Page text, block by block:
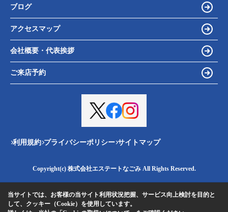
ブログ
アクセスマップ
会社概要・代表挨拶
ご来店予約
利用規約 プライバシーポリシー サイトマップ
Copyright(c) 株式会社エステートなごみ All Rights Reserved.
当サイトでは、お客様の当サイト利用状況把握、サービス向上検討を目的と
して、クッキー（Cookie）を使用しています。